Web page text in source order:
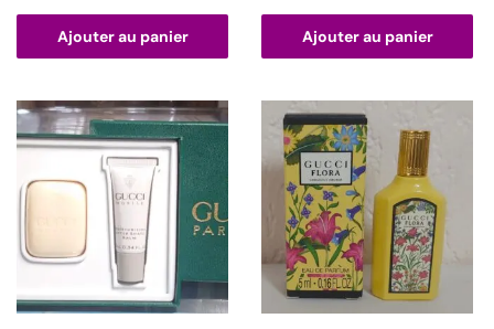
Ajouter au panier Ajouter au panier